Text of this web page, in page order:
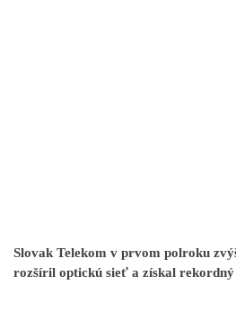
Slovak Telekom v prvom polroku
rozšíril optickú sieť a získal rekordný